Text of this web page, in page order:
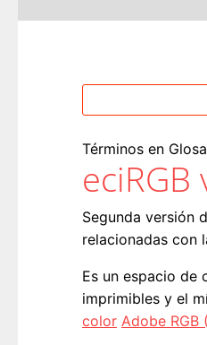
Términos en
eciRGB
Segunda versión
relacionadas con
Es un espacio de
imprimibles y el
color Adobe RGB